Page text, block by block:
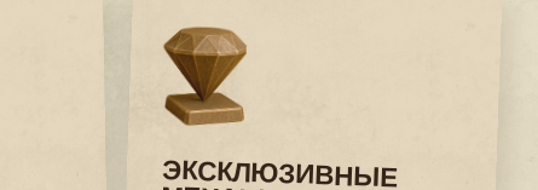
созданные нашими инженерами